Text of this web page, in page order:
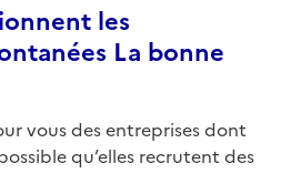
les
La bonne
vous des entreprises dont
qu’elles recrutent des